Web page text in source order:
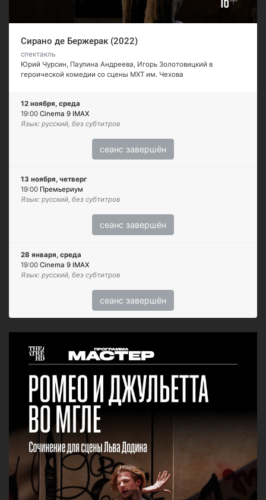
Сирано де Бержерак (2022)
спектакль
Юрий Чурсин, Паулина Андреева, Игорь Золотовицкий в
героической комедии со сцены МХТ им. Чехова
12 ноября, среда
19:00 Cinema 9 IMAX
Язык: русский, без субтитров
сеанс завершён
13 ноября, четверг
19:00 Премьериум
Язык: русский, без субтитров
сеанс завершён
28 января, среда
19:00 Cinema 9 IMAX
Язык: русский, без субтитров
сеанс завершён